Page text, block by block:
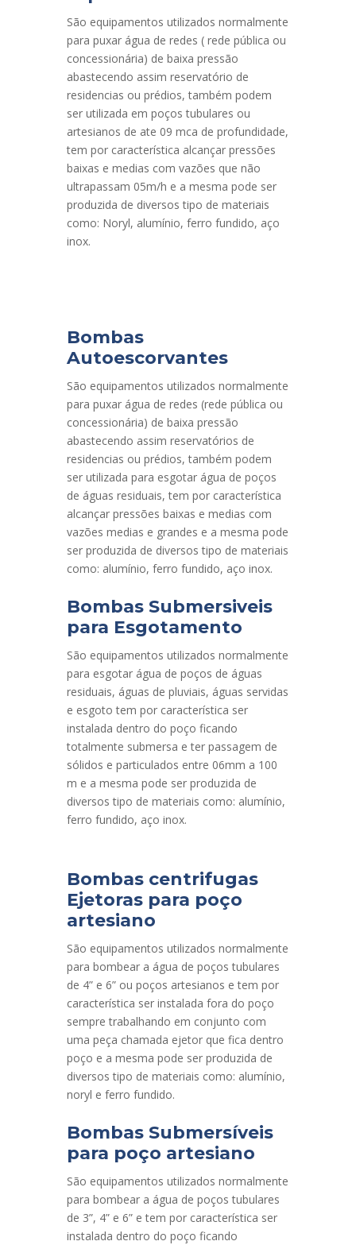
São equipamentos utilizados normalmente
para puxar água de redes ( rede pública ou
concessionária) de baixa pressão
abastecendo assim reservatório de
residencias ou prédios, também podem
ser utilizada em poços tubulares ou
artesianos de ate 09 mca de profundidade,
tem por característica alcançar pressões
baixas e medias com vazões que não
ultrapassam 05m/h e a mesma pode ser
produzida de diversos tipo de materiais
como: Noryl, alumínio, ferro fundido, aço
inox.
Bombas
Autoescorvantes
São equipamentos utilizados normalmente
para puxar água de redes (rede pública ou
concessionária) de baixa pressão
abastecendo assim reservatórios de
residencias ou prédios, também podem
ser utilizada para esgotar água de poços
de águas residuais, tem por característica
alcançar pressões baixas e medias com
vazões medias e grandes e a mesma pode
ser produzida de diversos tipo de materiais
como: alumínio, ferro fundido, aço inox.
Bombas Submersiveis
para Esgotamento
São equipamentos utilizados normalmente
para esgotar água de poços de águas
residuais, águas de pluviais, águas servidas
e esgoto tem por característica ser
instalada dentro do poço ficando
totalmente submersa e ter passagem de
sólidos e particulados entre 06mm a 100
m e a mesma pode ser produzida de
diversos tipo de materiais como: alumínio,
ferro fundido, aço inox.
Bombas centrifugas
Ejetoras para poço
artesiano
São equipamentos utilizados normalmente
para bombear a água de poços tubulares
de 4” e 6” ou poços artesianos e tem por
característica ser instalada fora do poço
sempre trabalhando em conjunto com
uma peça chamada ejetor que fica dentro
poço e a mesma pode ser produzida de
diversos tipo de materiais como: alumínio,
noryl e ferro fundido.
Bombas Submersíveis
para poço artesiano
São equipamentos utilizados normalmente
para bombear a água de poços tubulares
de 3”, 4” e 6” e tem por característica ser
instalada dentro do poço ficando